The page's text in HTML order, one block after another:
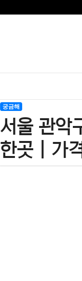
궁금해
서울 관악
한곳 | 가